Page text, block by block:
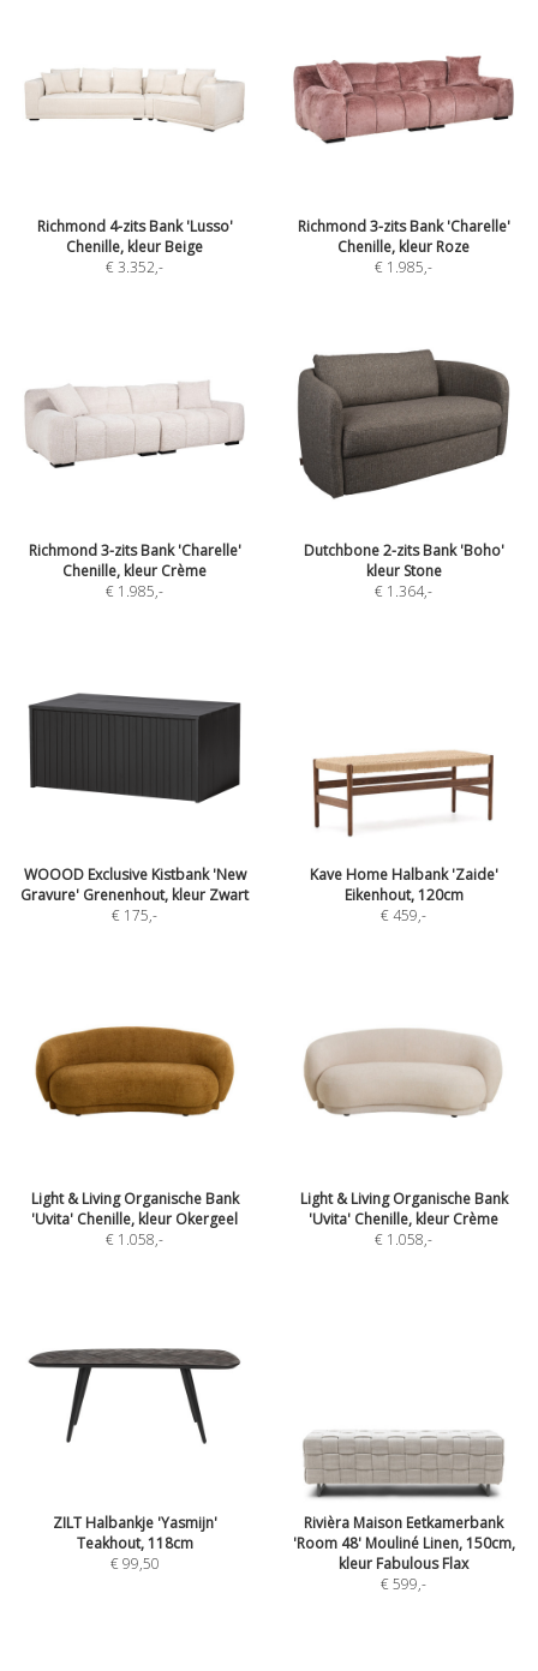
Richmond 4-zits Bank 'Lusso'
Chenille, kleur Beige
€ 3.352,-
Richmond 3-zits Bank 'Charelle'
Chenille, kleur Roze
€ 1.985,-
Richmond 3-zits Bank 'Charelle'
Chenille, kleur Crème
€ 1.985,-
Dutchbone 2-zits Bank 'Boho'
kleur Stone
€ 1.364,-
WOOOD Exclusive Kistbank 'New
Gravure' Grenenhout, kleur Zwart
€ 175,-
Kave Home Halbank 'Zaide'
Eikenhout, 120cm
€ 459,-
Light & Living Organische Bank
'Uvita' Chenille, kleur Okergeel
€ 1.058,-
Light & Living Organische Bank
'Uvita' Chenille, kleur Crème
€ 1.058,-
ZILT Halbankje 'Yasmijn'
Teakhout, 118cm
€ 99,50
Rivièra Maison Eetkamerbank
'Room 48' Mouliné Linen, 150cm,
kleur Fabulous Flax
€ 599,-